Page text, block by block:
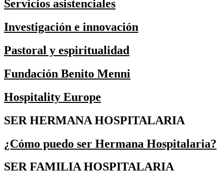
Servicios asistenciales
Investigación e innovación
Pastoral y espiritualidad
Fundación Benito Menni
Hospitality Europe
SER HERMANA HOSPITALARIA
¿Cómo puedo ser Hermana Hospitalaria?
SER FAMILIA HOSPITALARIA